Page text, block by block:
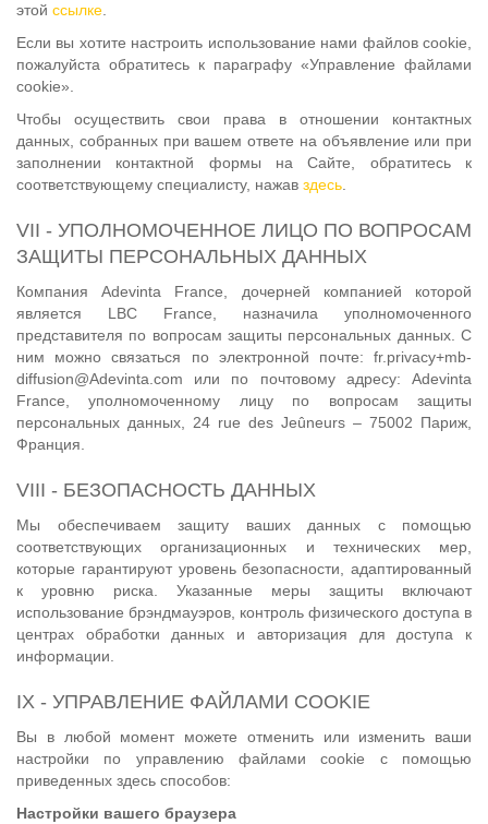
этой ссылке
Если вы хотите настроить использование нами файлов cookie,
пожалуйста обратитесь к параграфу «Управление файлами
cookie».
Чтобы осуществить свои права в отношении контактных
данных, собранных при вашем ответе на объявление или при
заполнении контактной формы на Сайте, обратитесь к
соответствующему специалисту, нажав здесь
VII - УПОЛНОМОЧЕННОЕ ЛИЦО ПО ВОПРОСАМ
ЗАЩИТЫ ПЕРСОНАЛЬНЫХ ДАННЫХ
Компания Adevinta France, дочерней компанией которой
является LBC France, назначила уполномоченного
представителя по вопросам защиты персональных данных. С
ним можно связаться по электронной почте: fr.privacy+mb-
diffusion@Adevinta.com или по почтовому адресу: Adevinta
France, уполномоченному лицу по вопросам защиты
персональных данных, 24 rue des Jeûneurs – 75002 Париж,
Франция.
VIII - БЕЗОПАСНОСТЬ ДАННЫХ
Мы обеспечиваем защиту ваших данных с помощью
соответствующих организационных и технических мер,
которые гарантируют уровень безопасности, адаптированный
к уровню риска. Указанные меры защиты включают
использование брэндмауэров, контроль физического доступа в
центрах обработки данных и авторизация для доступа к
информации.
IX - УПРАВЛЕНИЕ ФАЙЛАМИ COOKIE
Вы в любой момент можете отменить или изменить ваши
настройки по управлению файлами cookie с помощью
приведенных здесь способов:
Настройки вашего браузера